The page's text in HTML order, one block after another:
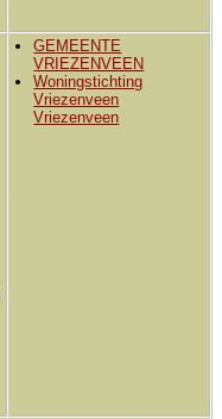
GEMEENTE
VRIEZENVEEN
Woningstichting
Vriezenveen
Vriezenveen